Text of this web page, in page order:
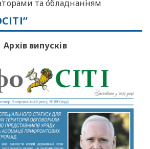
та обладнанням
Архів випусків